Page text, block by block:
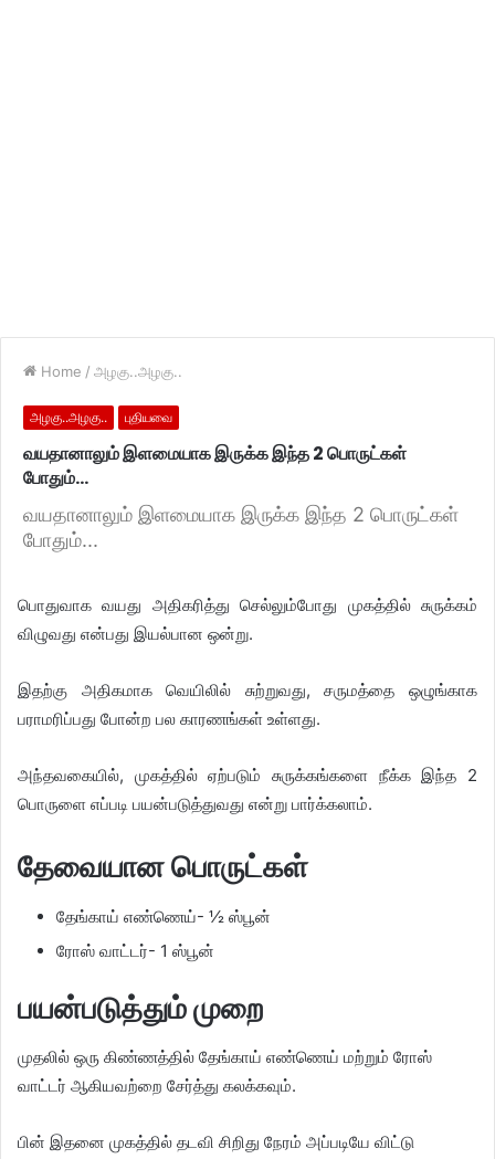
Home / அழகு..அழகு..
அழகு..அழகு.. புதியவை
வயதானாலும் இளமையாக இருக்க இந்த 2 பொருட்கள்
போதும்…
வயதானாலும் இளமையாக இருக்க இந்த 2 பொருட்கள்
போதும்...
பொதுவாக வயது அதிகரித்து செல்லும்போது முகத்தில் சுருக்கம்
விழுவது என்பது இயல்பான ஒன்று.
இதற்கு அதிகமாக வெயிலில் சுற்றுவது, சருமத்தை ஒழுங்காக
பராமரிப்பது பாேன்ற பல காரணங்கள் உள்ளது.
அந்தவகையில், முகத்தில் ஏற்படும் சுருக்கங்களை நீக்க இந்த 2
பொருளை எப்படி பயன்படுத்துவது என்று பார்க்கலாம்.
தேவையான பொருட்கள்
தேங்காய் எண்ணெய்- ½ ஸ்பூன்
ரோஸ் வாட்டர்- 1 ஸ்பூன்
பயன்படுத்தும் முறை
முதலில் ஒரு கிண்ணத்தில் தேங்காய் எண்ணெய் மற்றும் ரோஸ்
வாட்டர் ஆகியவற்றை சேர்த்து கலக்கவும்.
பின் இதனை முகத்தில் தடவி சிறிது நேரம் அப்படியே விட்டு